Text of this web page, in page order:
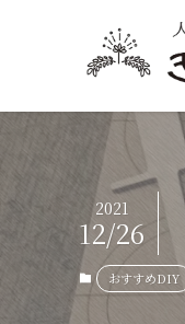
2021
12/26
おすすめDIY